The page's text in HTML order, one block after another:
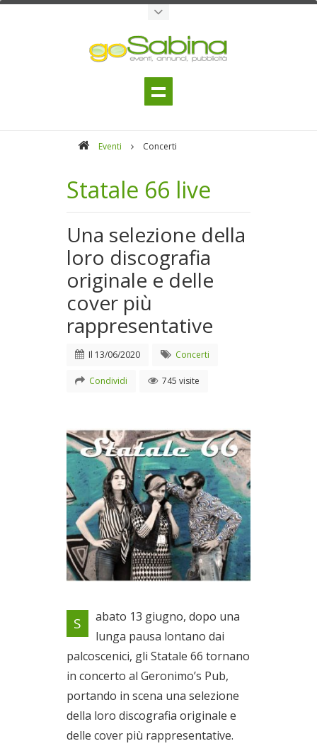
Eventi Concerti
Statale 66 live
Una selezione della
loro discografia
originale e delle
cover più
rappresentative
Il 13/06/2020 Concerti
Condividi 745 visite
Una selezione della loro
discografia originale e delle
cover più rappresentative
Il 13/06/2020
S
abato 13 giugno, dopo una
lunga pausa lontano dai
palcoscenici, gli Statale 66 tornano
in concerto al Geronimo’s Pub,
portando in scena una selezione
della loro discografia originale e
delle cover più rappresentative.